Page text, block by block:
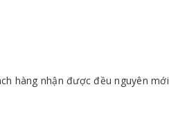
hàng nhận được đều nguyên mới